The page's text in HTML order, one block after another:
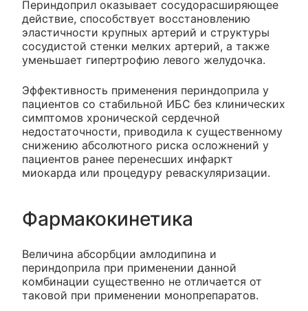
Периндоприл оказывает сосудорасширяющее
действие, способствует восстановлению
эластичности крупных артерий и структуры
сосудистой стенки мелких артерий, а также
уменьшает гипертрофию левого желудочка.
Эффективность применения периндоприла у
пациентов со стабильной ИБС без клинических
симптомов хронической сердечной
недостаточности, приводила к существенному
снижению абсолютного риска осложнений у
пациентов ранее перенесших инфаркт
миокарда или процедуру реваскуляризации.
Фармакокинетика
Величина абсорбции амлодипина и
периндоприла при применении данной
комбинации существенно не отличается от
таковой при применении монопрепаратов.